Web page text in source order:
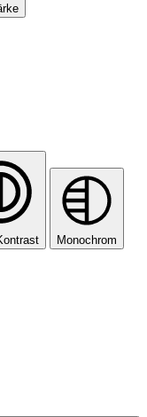
Monochrom